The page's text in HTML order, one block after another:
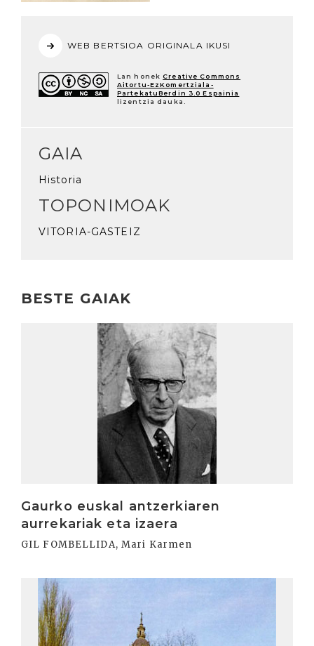
WEB BERTSIOA ORIGINALA IKUSI
Lan honek Creative Commons
Aitortu-EzKomertziala-
PartekatuBerdin 3.0 Espainia
lizentzia dauka.
GAIA
Historia
TOPONIMOAK
VITORIA-GASTEIZ
BESTE GAIAK
Gaurko euskal antzerkiaren
aurrekariak eta izaera
GIL FOMBELLIDA, Mari Karmen
Irakurri